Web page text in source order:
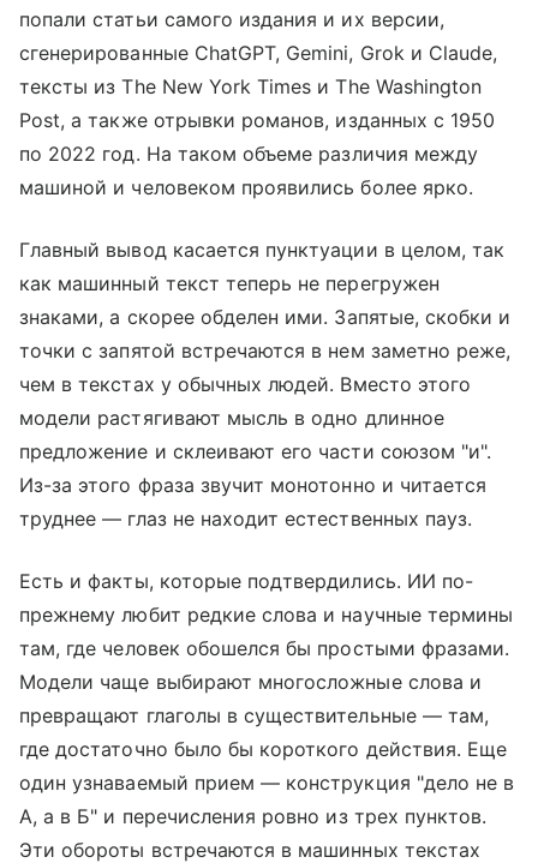
попали статьи самого издания и их версии,
сгенерированные ChatGPT, Gemini, Grok и Claude,
тексты из The New York Times и The Washington
Post, а также отрывки романов, изданных с 1950
по 2022 год. На таком объеме различия между
машиной и человеком проявились более ярко.
Главный вывод касается пунктуации в целом, так
как машинный текст теперь не перегружен
знаками, а скорее обделен ими. Запятые, скобки и
точки с запятой встречаются в нем заметно реже,
чем в текстах у обычных людей. Вместо этого
модели растягивают мысль в одно длинное
предложение и склеивают его части союзом "и".
Из-за этого фраза звучит монотонно и читается
труднее — глаз не находит естественных пауз.
Есть и факты, которые подтвердились. ИИ по-
прежнему любит редкие слова и научные термины
там, где человек обошелся бы простыми фразами.
Модели чаще выбирают многосложные слова и
превращают глаголы в существительные — там,
где достаточно было бы короткого действия. Еще
один узнаваемый прием — конструкция "дело не в
А, а в Б" и перечисления ровно из трех пунктов.
Эти обороты встречаются в машинных текстах